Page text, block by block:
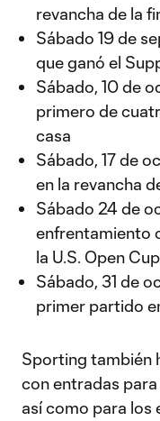
revancha de la
Sábado 19 de
que ganó el
Sábado, 10 de
primero de
casa
Sábado, 17 de
en la revancha
Sábado 24 de
enfrentamiento
la U.S. Open
Sábado, 31 de
primer partido
Sporting también
con entradas
así como para los